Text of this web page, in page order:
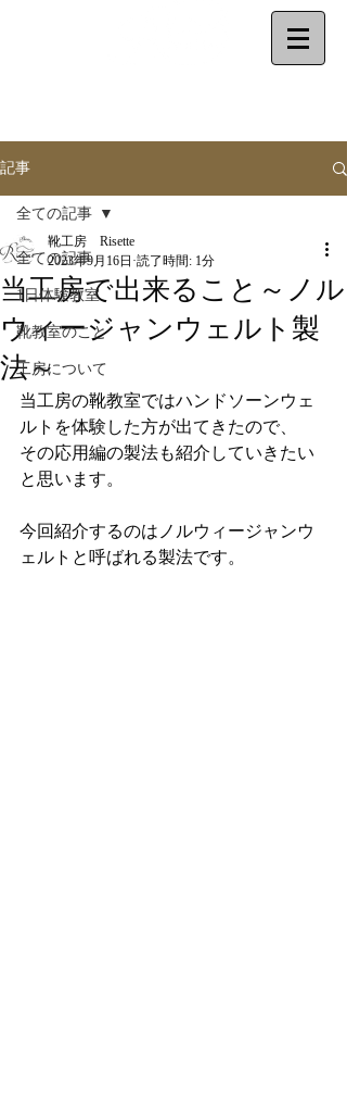
記事
全ての記事
1日体験教室
靴教室のこと
工房について
全ての記事
当工房で出来ること～ノル
ウィージャンウェルト製
法～
靴工房 Risette
2023年9月16日 読了時間: 1分
当工房の靴教室ではハンドソーンウェ
ルトを体験した方が出てきたので、
その応用編の製法も紹介していきたい
と思います。
今回紹介するのはノルウィージャンウ
ェルトと呼ばれる製法です。